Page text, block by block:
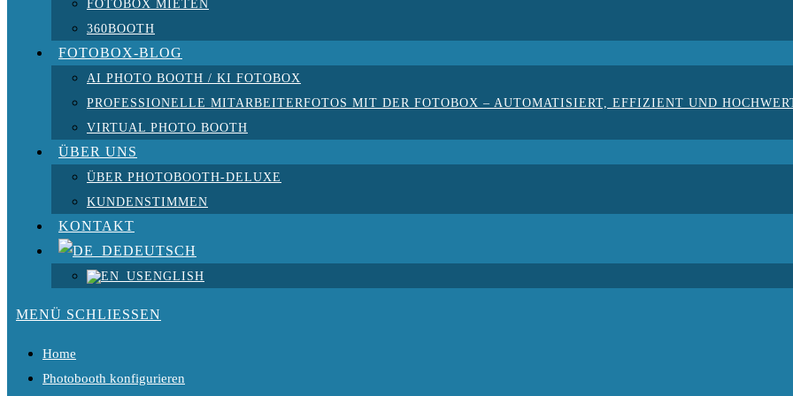
FOTOBOX MIETEN
360BOOTH
FOTOBOX-BLOG
AI PHOTO BOOTH / KI FOTOBOX
PROFESSIONELLE MITARBEITERFOTOS MIT DER FOTOBOX – AUTOMATISIERT, EFFIZIENT UND
VIRTUAL PHOTO BOOTH
ÜBER UNS
ÜBER PHOTOBOOTH-DELUXE
KUNDENSTIMMEN
KONTAKT
DEUTSCH
ENGLISH
MENÜ SCHLIESSEN
Home
Photobooth konfigurieren